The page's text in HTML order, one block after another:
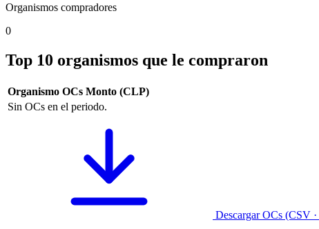
Organismos compradores
0
Top 10 organismos que le compraron
Organismo OCs Monto (CLP)
Sin OCs en el periodo.
Descargar OCs (CSV